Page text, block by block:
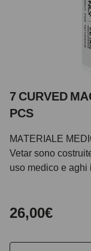
7 CURVED
PCS
MATERIALE
Vetar sono
uso medico e aghi
26,00€